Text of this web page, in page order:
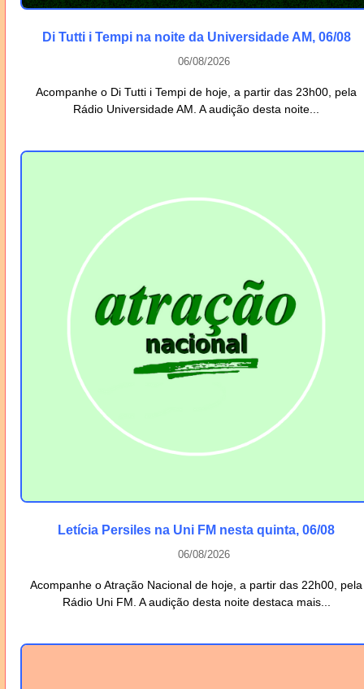
Di Tutti i Tempi na noite da Universidade AM, 06/08
06/08/2026
Acompanhe o Di Tutti i Tempi de hoje, a partir das 23h00, pela
Rádio Universidade AM. A audição desta noite...
Letícia Persiles na Uni FM nesta quinta, 06/08
06/08/2026
Acompanhe o Atração Nacional de hoje, a partir das 22h00, pela
Rádio Uni FM. A audição desta noite destaca mais...